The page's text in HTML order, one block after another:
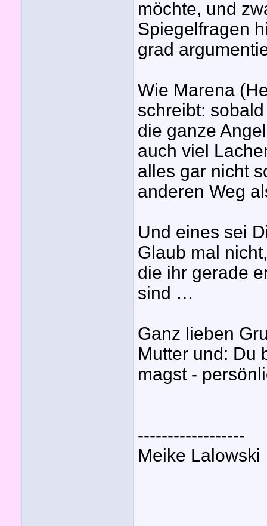
möchte, und
Spiegelfragen
grad
Wie Marena
schreibt:
die ganze
auch viel
alles gar nicht
anderen Weg
Und eines sei
Glaub mal
die ihr gerade
sind …
Ganz lieben
Mutter und: Du
magst -
------------------
Meike Lalowski